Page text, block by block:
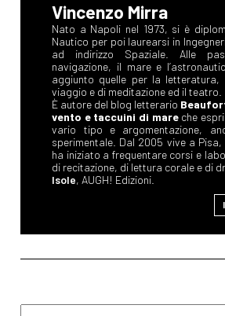
Vincenzo Mirra
Nato a Napoli nel 1973, si è
Nautico per poi laurearsi in
ad indirizzo Spaziale. Alle
navigazione, il mare e
aggiunto quelle per la
viaggio e di meditazione ed il teatro.
È autore del blog letterario
vento e taccuini di mareche
vario tipo e argomentazione,
sperimentale. Dal 2005 vive a Pisa,
ha iniziato a frequentare corsi e
di recitazione, di lettura corale e di
Isole, AUGH! Edizioni.